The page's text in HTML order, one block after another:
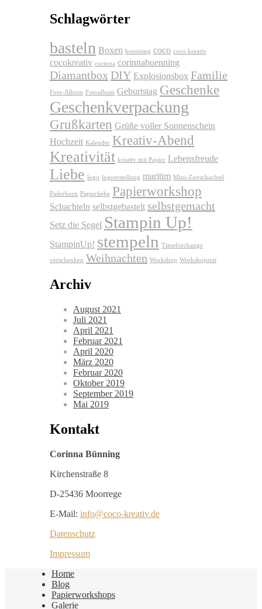
Schlagwörter
basteln Boxen buenning coco coco.kreativ
cocokreativ corinna corinnabuenning
Diamantbox DIY Explosionsbox Familie
Foto-Album Fotoalbum Geburtstag Geschenke
Geschenkverpackung
Grußkarten Grüße voller Sonnenschein
Hochzeit Kalender Kreativ-Abend
Kreativität kreativ mit Papier Lebensfreude
Liebe logo logoerstellung maritim Mini-Zierschachtel
Paderborn Papierliebe Papierworkshop
Schachteln selbstgebastelt selbstgemacht
Setz die Segel Stampin Up!
StampinUp! stempeln Timeforchange
verschenken Weihnachten Workshop Workshopzeit
Archiv
August 2021
Juli 2021
April 2021
Februar 2021
April 2020
März 2020
Februar 2020
Oktober 2019
September 2019
Mai 2019
Kontakt
Corinna Bünning
Kirchenstraße 8
D-25436 Moorrege
E-Mail: info@coco-kreativ.de
Datenschutz
Impressum
Home
Blog
Papierworkshops
Galerie